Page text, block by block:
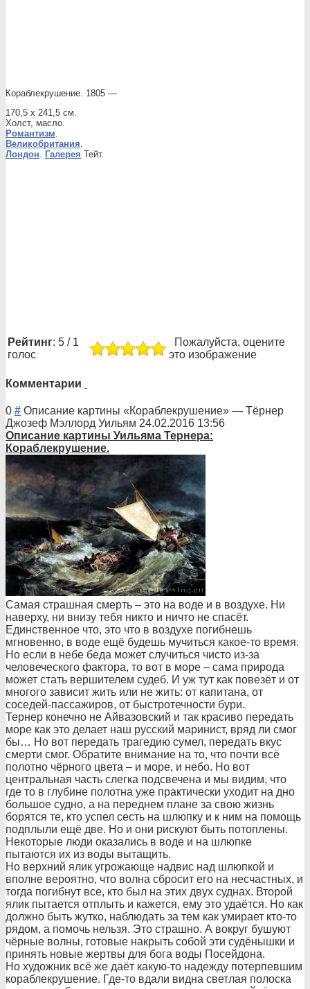
Кораблекрушение. 1805 —
170,5 x 241,5 см.
Холст, масло.
Романтизм.
Великобритания.
Лондон. Галерея Тейт.
Рейтинг: 5 / 1
голос
Пожалуйста, оцените
это изображение
Комментарии
0 # Описание картины «Кораблекрушение» — Тёрнер
Джозеф Мэллорд Уильям 24.02.2016 13:56
Описание картины Уильяма Тернера:
Кораблекрушение.
Самая страшная смерть – это на воде и в воздухе. Ни
наверху, ни внизу тебя никто и ничто не спасёт.
Единственное что, это что в воздухе погибнешь
мгновенно, в воде ещё будешь мучиться какое-то время.
Но если в небе беда может случиться чисто из-за
человеческого фактора, то вот в море – сама природа
может стать вершителем судеб. И уж тут как повезёт и от
многого зависит жить или не жить: от капитана, от
соседей-пассажиров, от быстротечности бури.
Тернер конечно не Айвазовский и так красиво передать
море как это делает наш русский маринист, вряд ли смог
бы… Но вот передать трагедию сумел, передать вкус
смерти смог. Обратите внимание на то, что почти всё
полотно чёрного цвета – и море, и небо. Но вот
центральная часть слегка подсвечена и мы видим, что
где то в глубине полотна уже практически уходит на дно
большое судно, а на переднем плане за свою жизнь
борятся те, кто успел сесть на шлюпку и к ним на помощь
подплыли ещё две. Но и они рискуют быть потоплены.
Некоторые люди оказались в воде и на шлюпке
пытаются их из воды вытащить.
Но верхний ялик угрожающе надвис над шлюпкой и
вполне вероятно, что волна сбросит его на несчастных, и
тогда погибнут все, кто был на этих двух суднах. Второй
ялик пытается отплыть и кажется, ему это удаётся. Но как
должно быть жутко, наблюдать за тем как умирает кто-то
рядом, а помочь нельзя. Это страшно. А вокруг бушуют
чёрные волны, готовые накрыть собой эти судёнышки и
принять новые жертвы для бога воды Посейдона.
Но художник всё же даёт какую-то надежду потерпевшим
кораблекрушение. Где-то вдали видна светлая полоска